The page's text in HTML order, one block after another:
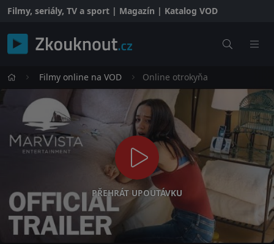
Filmy, seriály, TV a sport | Magazín | Katalog VOD
Filmy online na VOD Online otrokyňa
PŘEHRÁT UPOUTÁVKU